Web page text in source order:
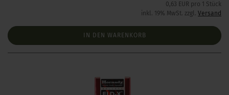
0,63 EUR pro 1 Stück
inkl. 19% MwSt. zzgl. Versand
IN DEN WARENKORB